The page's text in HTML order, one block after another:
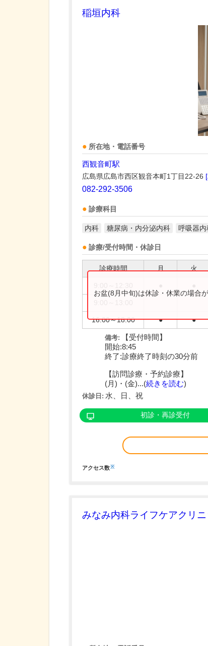
稲垣内科
所在地・電話番号
西観音町駅
広島県広島市西区観音本町1丁目22-26
082-292-3506
診療科目
内科 糖尿病・内分泌内科 呼吸器内
診療/受付時間・休診日
診療時間 月 火
16:00～18:00 ● ●
お盆(8月中旬)は休診・休業の場合
備考:
【受付時間】
開始:8:45
終了:診療終了時刻の30分前
【訪問診療・予約診療】
(月)・(金)...(続きを読む)
休診日: 水、日、祝
初診・再診受付
アクセス数※
みなみ内科ライフケアクリニ